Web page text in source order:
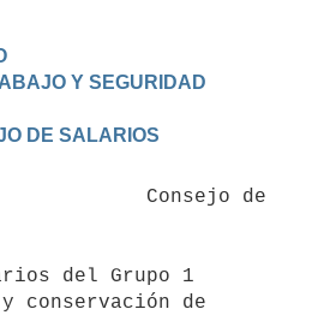
Y SEGURIDAD
del Grupo 1
conservación de